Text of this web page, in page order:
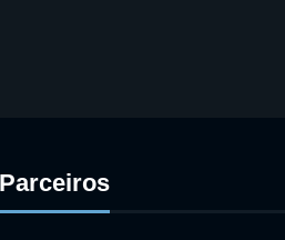
Parceiros